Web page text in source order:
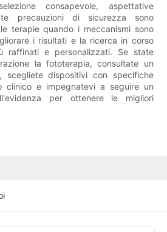
consapevole, aspettative
precauzioni di sicurezza sono
terapie quando i meccanismi sono
i risultati e la ricerca in corso
raffinati e personalizzati. Se state
la fototerapia, consultate un
scegliete dispositivi con specifiche
clinico e impegnatevi a seguire un
per ottenere le migliori